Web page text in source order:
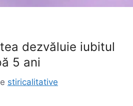
dezvăluie iubitul
5 ani
stiricalitative